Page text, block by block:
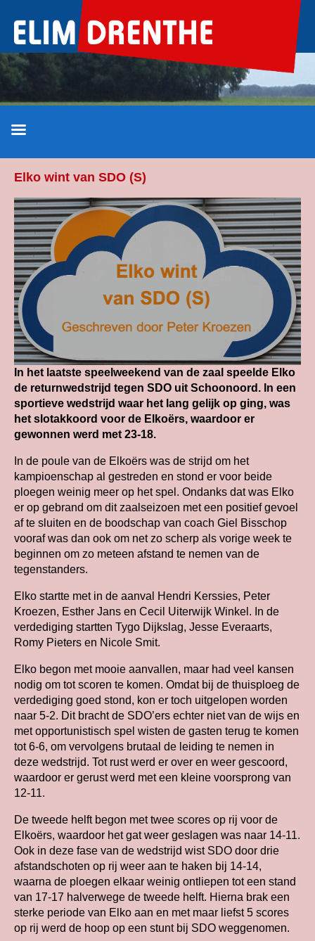
naar
inhoud
Elko wint van SDO (S)
In het laatste speelweekend van de zaal speelde Elko
de returnwedstrijd tegen SDO uit Schoonoord. In een
sportieve wedstrijd waar het lang gelijk op ging, was
het slotakkoord voor de Elkoërs, waardoor er
gewonnen werd met 23-18.
In de poule van de Elkoërs was de strijd om het
kampioenschap al gestreden en stond er voor beide
ploegen weinig meer op het spel. Ondanks dat was Elko
er op gebrand om dit zaalseizoen met een positief gevoel
af te sluiten en de boodschap van coach Giel Bisschop
vooraf was dan ook om net zo scherp als vorige week te
beginnen om zo meteen afstand te nemen van de
tegenstanders.
Elko startte met in de aanval Hendri Kerssies, Peter
Kroezen, Esther Jans en Cecil Uiterwijk Winkel. In de
verdediging startten Tygo Dijkslag, Jesse Everaarts,
Romy Pieters en Nicole Smit.
Elko begon met mooie aanvallen, maar had veel kansen
nodig om tot scoren te komen. Omdat bij de thuisploeg de
verdediging goed stond, kon er toch uitgelopen worden
naar 5-2. Dit bracht de SDO’ers echter niet van de wijs en
met opportunistisch spel wisten de gasten terug te komen
tot 6-6, om vervolgens brutaal de leiding te nemen in
deze wedstrijd. Tot rust werd er over en weer gescoord,
waardoor er gerust werd met een kleine voorsprong van
12-11.
De tweede helft begon met twee scores op rij voor de
Elkoërs, waardoor het gat weer geslagen was naar 14-11.
Ook in deze fase van de wedstrijd wist SDO door drie
afstandschoten op rij weer aan te haken bij 14-14,
waarna de ploegen elkaar weinig ontliepen tot een stand
van 17-17 halverwege de tweede helft. Hierna brak een
sterke periode van Elko aan en met maar liefst 5 scores
op rij werd de hoop op een stunt bij SDO weggenomen.